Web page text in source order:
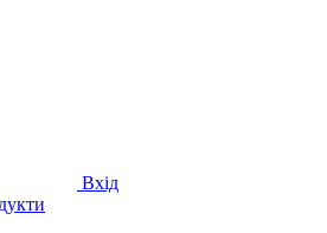
Вхід